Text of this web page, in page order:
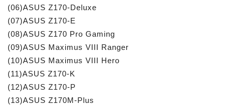
(06)ASUS Z170-Deluxe
(07)ASUS Z170-E
(08)ASUS Z170 Pro Gaming
(09)ASUS Maximus VIII Ranger
(10)ASUS Maximus VIII Hero
(11)ASUS Z170-K
(12)ASUS Z170-P
(13)ASUS Z170M-Plus